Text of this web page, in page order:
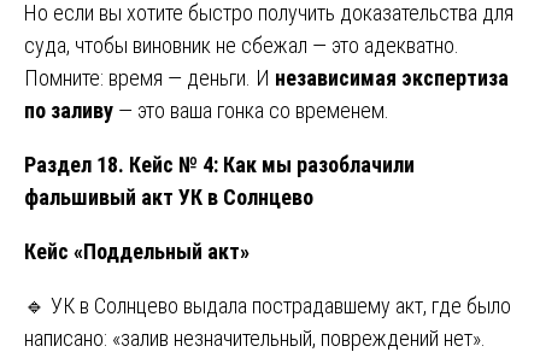
Но если вы хотите быстро получить доказательства для
суда, чтобы виновник не сбежал — это адекватно.
Помните: время — деньги. И независимая экспертиза
по заливу — это ваша гонка со временем.
Раздел 18. Кейс № 4: Как мы разоблачили
фальшивый акт УК в Солнцево
Кейс «Поддельный акт»
🔹 УК в Солнцево выдала пострадавшему акт, где было
написано: «залив незначительный, повреждений нет».